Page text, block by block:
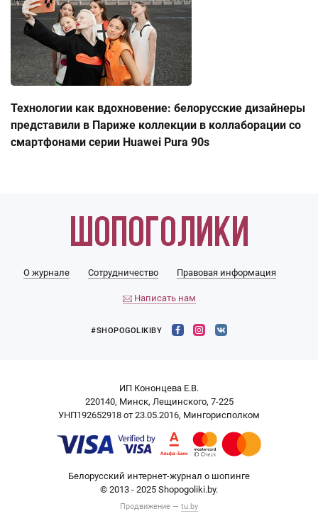
Технологии как вдохновение: белорусские дизайнеры
представили в Париже коллекции в коллаборации со
смартфонами серии Huawei Pura 90s
О журнале Сотрудничество Правовая информация
Написать нам
#SHOPOGOLIKIBY
ИП Кононцева Е.В.
220140, Минск, Лещинского, 7-225
УНП192652918 от 23.05.2016, Мингорисполком
Белорусский интернет-журнал о шопинге
© 2013 - 2025 Shopogoliki.by.
Продвижение — tu.by